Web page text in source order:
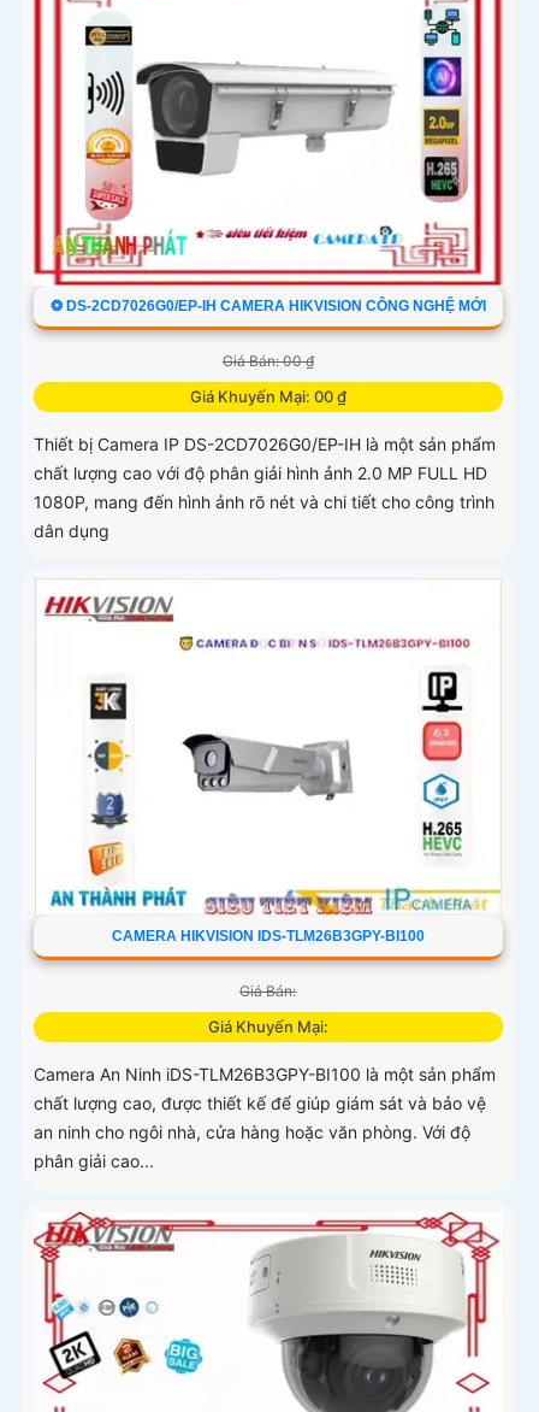
❂ DS-2CD7026G0/EP-IH CAMERA HIKVISION CÔNG NGHỆ MỚI
Giá Bán: 00 ₫
Giá Khuyến Mại: 00 ₫
Thiết bị Camera IP DS-2CD7026G0/EP-IH là một sản phẩm
chất lượng cao với độ phân giải hình ảnh 2.0 MP FULL HD
1080P, mang đến hình ảnh rõ nét và chi tiết cho công trình
dân dụng
CAMERA HIKVISION IDS-TLM26B3GPY-BI100
Giá Bán:
Giá Khuyến Mại:
Camera An Ninh iDS-TLM26B3GPY-BI100 là một sản phẩm
chất lượng cao, được thiết kế để giúp giám sát và bảo vệ
an ninh cho ngôi nhà, cửa hàng hoặc văn phòng. Với độ
phân giải cao...